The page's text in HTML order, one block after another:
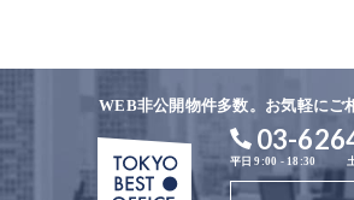
WEB非公開物件多数。お気軽にご
03-
平日 9:00 - 18:30